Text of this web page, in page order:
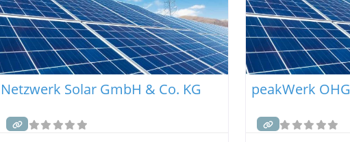
Netzwerk Solar GmbH & Co. KG peakWerk OHG